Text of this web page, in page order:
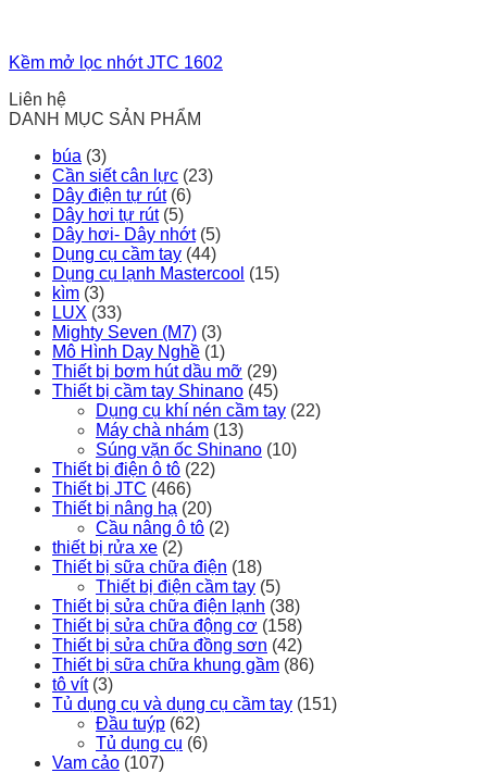
Kềm mở lọc nhớt JTC 1602
Liên hệ
DANH MỤC SẢN PHẨM
búa (3)
Cần siết cân lực (23)
Dây điện tự rút (6)
Dây hơi tự rút (5)
Dây hơi- Dây nhớt (5)
Dụng cụ cầm tay (44)
Dụng cụ lạnh Mastercool (15)
kìm (3)
LUX (33)
Mighty Seven (M7) (3)
Mô Hình Dạy Nghề (1)
Thiết bị bơm hút dầu mỡ (29)
Thiết bị cầm tay Shinano (45)
Dụng cụ khí nén cầm tay (22)
Máy chà nhám (13)
Súng vặn ốc Shinano (10)
Thiết bị điện ô tô (22)
Thiết bị JTC (466)
Thiết bị nâng hạ (20)
Cầu nâng ô tô (2)
thiết bị rửa xe (2)
Thiết bị sữa chữa điện (18)
Thiết bị điện cầm tay (5)
Thiết bị sửa chữa điện lạnh (38)
Thiết bị sửa chữa động cơ (158)
Thiết bị sửa chữa đồng sơn (42)
Thiết bị sữa chữa khung gầm (86)
tô vít (3)
Tủ dụng cụ và dụng cụ cầm tay (151)
Đầu tuýp (62)
Tủ dụng cụ (6)
Vam cảo (107)